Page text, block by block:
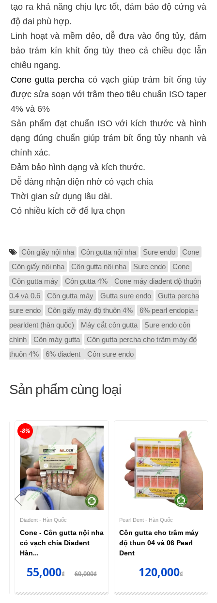
tạo ra khả năng chịu lực tốt, đảm bảo độ cứng và
độ dai phù hợp.
Linh hoạt và mềm dẻo, dễ đưa vào ống tủy, đảm
bảo trám kín khít ống tủy theo cả chiều dọc lẫn
chiều ngang.
Cone gutta percha có vạch giúp trám bít ống tủy
được sửa soạn với trâm theo tiêu chuẩn ISO taper
4% và 6%
Sản phẩm đạt chuẩn ISO với kích thước và hình
dạng đúng chuẩn giúp trám bít ống tủy nhanh và
chính xác.
Đảm bảo hình dạng và kích thước.
Dễ dàng nhận diện nhờ có vạch chia
Thời gian sử dụng lâu dài.
Có nhiều kích cỡ để lựa chọn
Côn giấy nội nha Côn gutta nội nha Sure endo
Cone
Côn giấy nội nha
Côn gutta nội nha Sure endo
Cone
Côn gutta máy
Côn gutta 4%
Cone máy diadent độ thuôn
0.4 và 0.6
Côn gutta máy Gutta sure endo
Gutta percha
sure endo
Côn giấy máy độ thuôn 4%
6% pearl endopia -
pearldent (hàn quốc)
Máy cắt côn gutta
Sure endo côn
chính
Côn máy gutta
Côn gutta percha cho trâm máy độ
thuôn 4%
6% diadent Côn sure endo
Sản phẩm cùng loại
Diadent - Hàn Quốc
Cone - Côn gutta nội nha
có vạch chia Diadent
Hàn...
55,000₫60,000₫
-8%
Pearl Dent - Hàn Quốc
Côn gutta cho trâm máy
độ thun 04 và 06 Pearl
Dent
120,000₫